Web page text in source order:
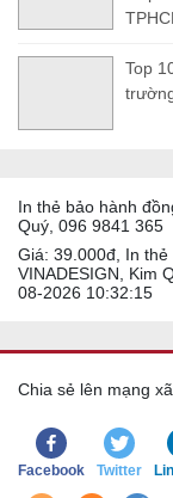
Top
In thẻ bảo hành
Quý, 096 9841 365
Giá: 39.000đ, In
VINADESIGN, Kim
08-2026 10:32:15
Chia sẻ lên mạng
Facebook Twitter